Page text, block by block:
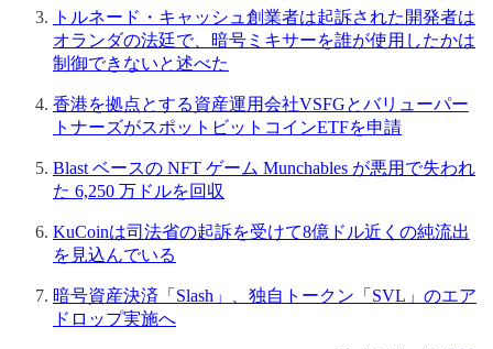
トルネード・キャッシュ創業者は起訴された開発者は
オランダの法廷で、暗号ミキサーを誰が使用したかは
制御できないと述べた
香港を拠点とする資産運用会社VSFGとバリューパー
トナーズがスポットビットコインETFを申請
Blast ベースの NFT ゲーム Munchables が悪用で失われ
た 6,250 万ドルを回収
KuCoinは司法省の起訴を受けて8億ドル近くの純流出
を見込んでいる
暗号資産決済「Slash」、独自トークン「SVL」のエア
ドロップ実施へ